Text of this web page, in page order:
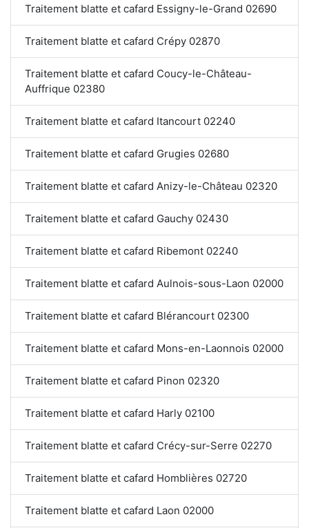
Traitement blatte et cafard Essigny-le-Grand 02690
Traitement blatte et cafard Crépy 02870
Traitement blatte et cafard Coucy-le-Château-
Auffrique 02380
Traitement blatte et cafard Itancourt 02240
Traitement blatte et cafard Grugies 02680
Traitement blatte et cafard Anizy-le-Château 02320
Traitement blatte et cafard Gauchy 02430
Traitement blatte et cafard Ribemont 02240
Traitement blatte et cafard Aulnois-sous-Laon 02000
Traitement blatte et cafard Blérancourt 02300
Traitement blatte et cafard Mons-en-Laonnois 02000
Traitement blatte et cafard Pinon 02320
Traitement blatte et cafard Harly 02100
Traitement blatte et cafard Crécy-sur-Serre 02270
Traitement blatte et cafard Homblières 02720
Traitement blatte et cafard Laon 02000